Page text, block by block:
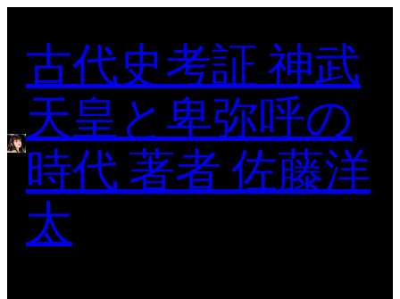
ッ
古代史考証 神武
天皇と卑弥呼の
時代 著者 佐藤洋
太